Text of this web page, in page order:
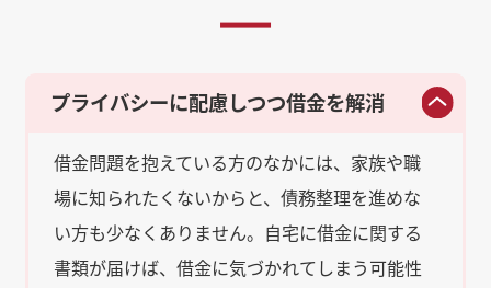
プライバシーに配慮しつつ借金を解消
借金問題を抱えている方のなかには、家族や職
場に知られたくないからと、債務整理を進めな
い方も少なくありません。自宅に借金に関する
書類が届けば、借金に気づかれてしまう可能性